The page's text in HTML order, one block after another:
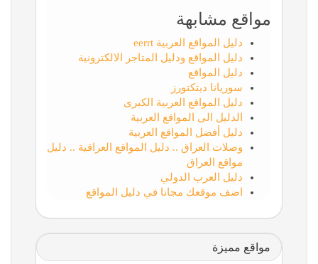
مواقع مشابهة
دليل المواقع العربية eerrt
دليل المواقع ودليل المتاجر الالكترونية
دليل المواقع
سوريانا ديتكتورز
دليل المواقع العربية الكبرى
الدليل الى المواقع العربية
دليل أفضل المواقع العربية
وصلات العراق .. دليل المواقع العراقية .. دليل
مواقع العراق
دليل العرب الدولي
اضف موقعك مجانا في دليل المواقع
مواقع مميزة